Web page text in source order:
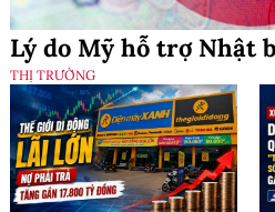
Lý do Mỹ hỗ trợ Nhật
THỊ TRƯỜNG